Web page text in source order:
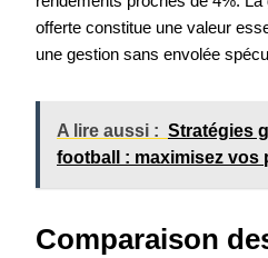
offerte constitue une valeur
une gestion sans envolée
A lire aussi : Stratégies
football : maximisez vos
Comparaison